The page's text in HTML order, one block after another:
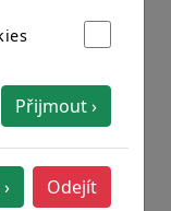
Přijmout ›
Odejít